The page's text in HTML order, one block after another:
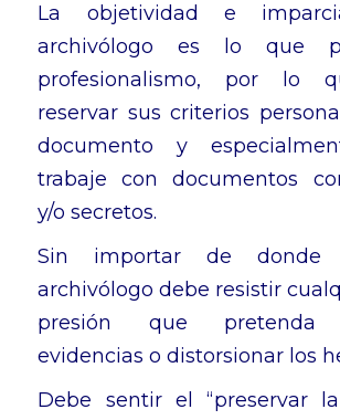
La objetividad e
archivólogo es lo que
profesionalismo, por lo
reservar sus criterios
documento y
trabaje con documentos
y/o secretos.
Sin importar de donde
archivólogo debe resistir
presión que pretenda
evidencias o distorsionar los
Debe sentir el “preservar